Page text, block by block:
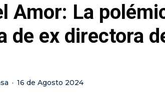
Amor: La
de ex directora
· 16 de Agosto 2024